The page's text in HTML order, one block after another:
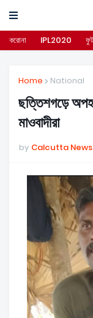
করোনা IPL2020
Home National
ছত্তিশগড়ে
মাওবাদীরা
by Calcutta News